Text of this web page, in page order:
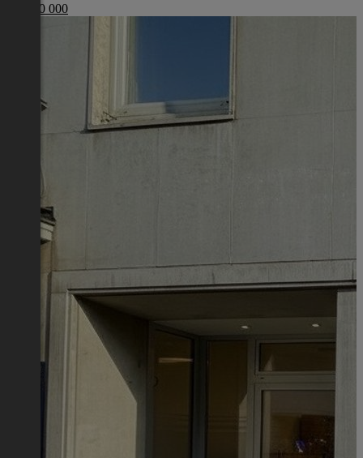
€ 1 200 000